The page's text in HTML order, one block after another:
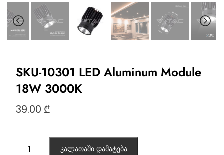
SKU-10301 LED Aluminum Module
18W 3000K
39.00 ₾
კალათაში დამატება